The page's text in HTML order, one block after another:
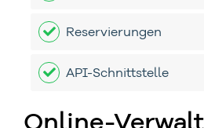
Reservierungen
API-Schnittstelle
Online-